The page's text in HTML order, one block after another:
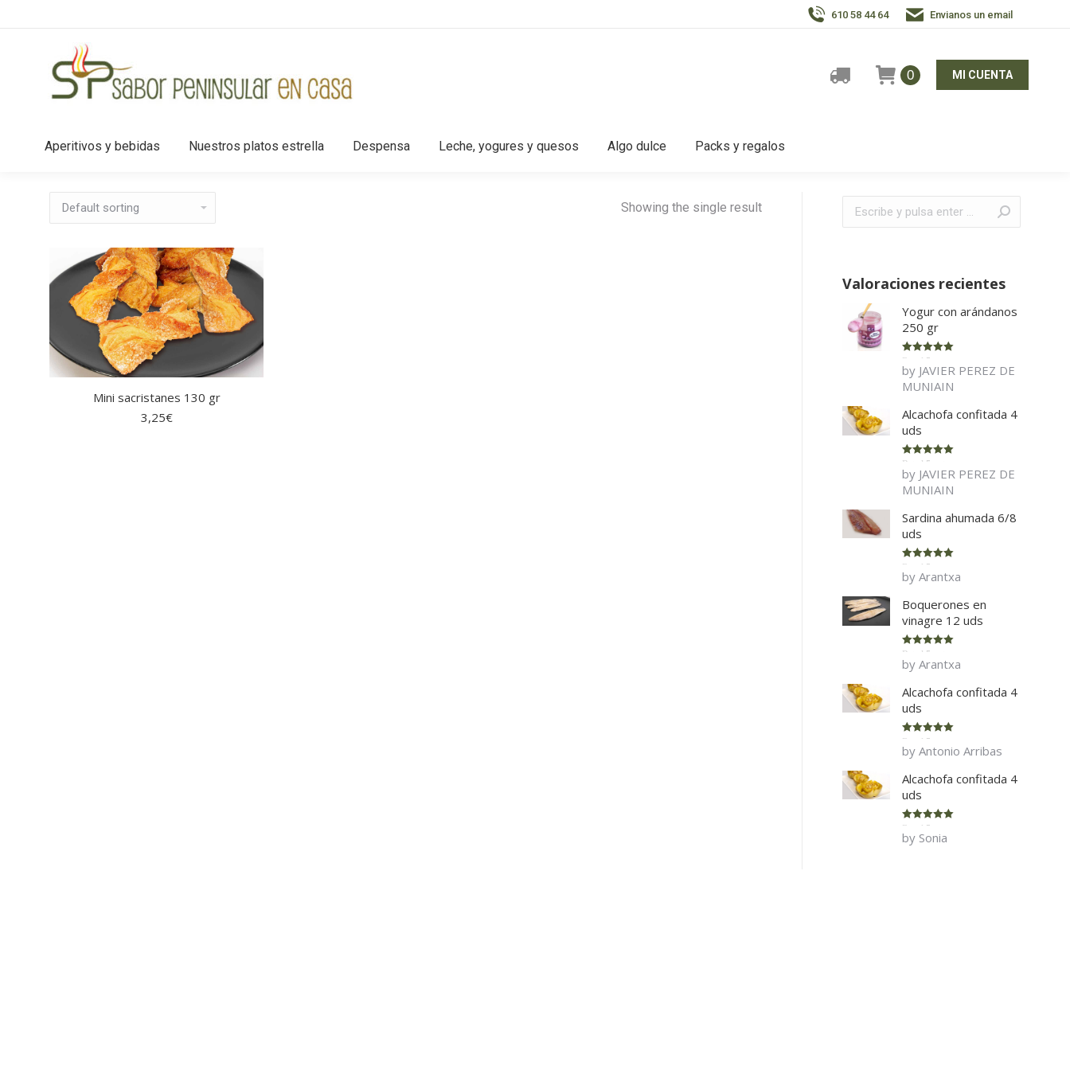
610 58 44 64 Envianos un email
0 MI CUENTA
Aperitivos y bebidas Nuestros platos estrella Despensa Leche, yogures y quesos Algo dulce Packs y regalos
Showing the single result
Mini sacristanes 130 gr
3,25€
Buscar:
Valoraciones recientes
Yogur con arándanos
250 gr
Rated 5
of 5
by JAVIER PEREZ DE
MUNIAIN
Alcachofa confitada 4
uds
Rated 5
of 5
by JAVIER PEREZ DE
MUNIAIN
Sardina ahumada 6/8
uds
Rated 5
of 5
by Arantxa
Boquerones en
vinagre 12 uds
Rated 5
of 5
by Arantxa
Alcachofa confitada 4
uds
Rated 5
of 5
by Antonio Arribas
Alcachofa confitada 4
uds
Rated 5
of 5
by Sonia